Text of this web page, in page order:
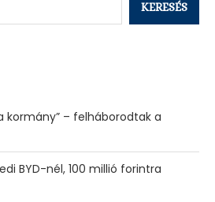
KERESÉS
kormány” – felháborodtak a
BYD-nél, 100 millió forintra